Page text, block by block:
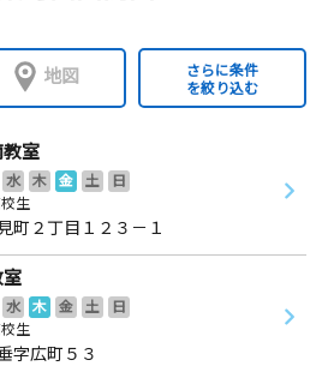
地図
さらに条件
を絞り込む
室
水 木 金 土
日
生
町２丁目１２３－１
水 木 金 土
日
生
字広町５３